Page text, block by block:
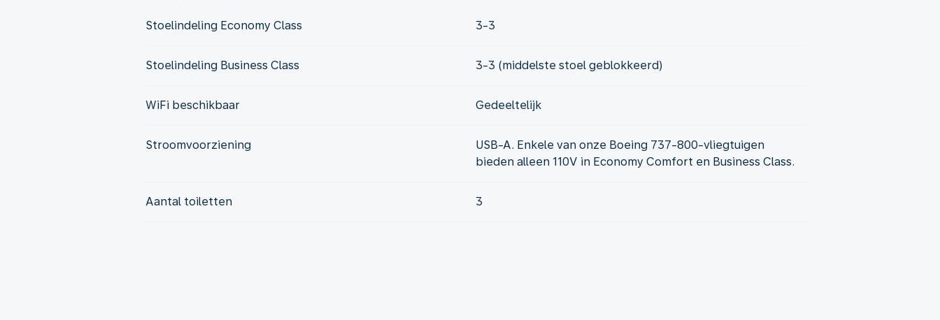
Stoelindeling Economy Class 3-3
Stoelindeling Business Class 3-3 (middelste stoel geblokkeerd)
WiFi beschikbaar Gedeeltelijk
Stroomvoorziening
USB-A. Enkele van onze Boeing 737-800-vliegtuigen
bieden alleen 110V in Economy Comfort en Business Class.
Aantal toiletten 3